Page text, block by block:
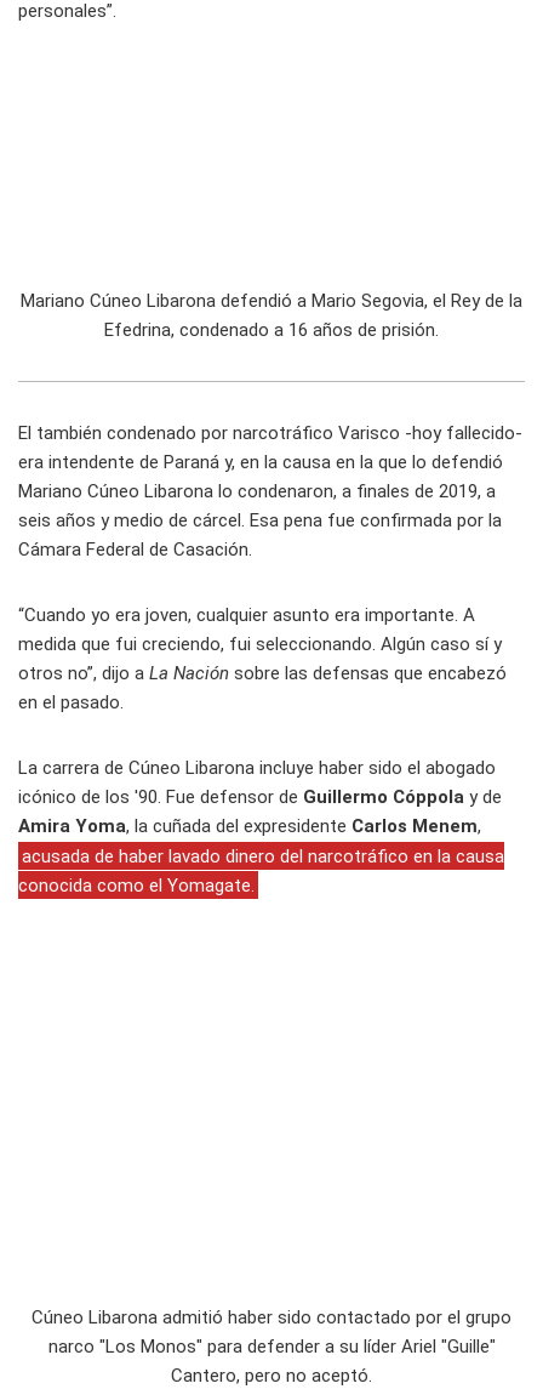
personales”.
Mariano Cúneo Libarona defendió a Mario Segovia, el Rey de la
Efedrina, condenado a 16 años de prisión.
El también condenado por narcotráfico Varisco -hoy fallecido-
era intendente de Paraná y, en la causa en la que lo defendió
Mariano Cúneo Libarona lo condenaron, a finales de 2019, a
seis años y medio de cárcel. Esa pena fue confirmada por la
Cámara Federal de Casación.
“Cuando yo era joven, cualquier asunto era importante. A
medida que fui creciendo, fui seleccionando. Algún caso sí y
otros no”, dijo a La Nación sobre las defensas que encabezó
en el pasado.
La carrera de Cúneo Libarona incluye haber sido el abogado
icónico de los '90. Fue defensor de Guillermo Cóppola y de
Amira Yoma, la cuñada del expresidente Carlos Menem,
acusada de haber lavado dinero del narcotráfico en la causa
conocida como el Yomagate.
Cúneo Libarona admitió haber sido contactado por el grupo
narco "Los Monos" para defender a su líder Ariel "Guille"
Cantero, pero no aceptó.